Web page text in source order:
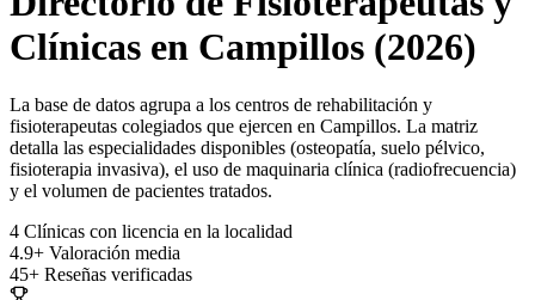
Clínicas en Campillos (2026)
La base de datos agrupa a los centros de rehabilitación y
fisioterapeutas colegiados que ejercen en Campillos. La matriz
detalla las especialidades disponibles (osteopatía, suelo pélvico,
fisioterapia invasiva), el uso de maquinaria clínica (radiofrecuencia)
y el volumen de pacientes tratados.
4 Clínicas con licencia en la localidad
4.9+ Valoración media
45+ Reseñas verificadas